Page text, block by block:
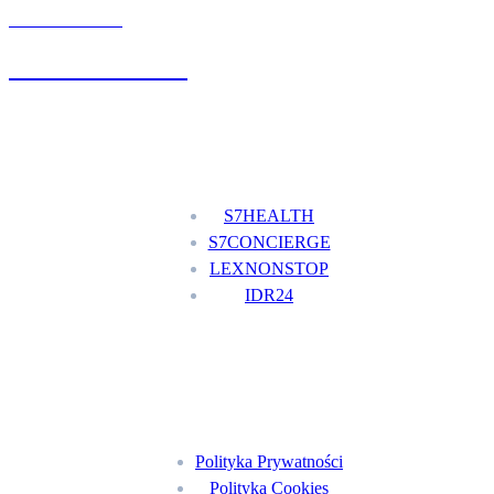
S7HEALTH
S7CONCIERGE
LEXNONSTOP
IDR24
Polityka Prywatności
Polityka Cookies